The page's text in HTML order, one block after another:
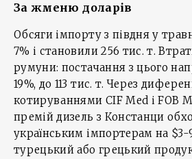
За жменю доларів
Обсяги імпорту з півдня у
7% і становили 256 тис. т.
румуни: постачання з цього
19%, до 113 тис. т. Через
котируваннями CIF Med і FOB
премій дизель з Констанци
українським імпортерам на
турецький або грецький